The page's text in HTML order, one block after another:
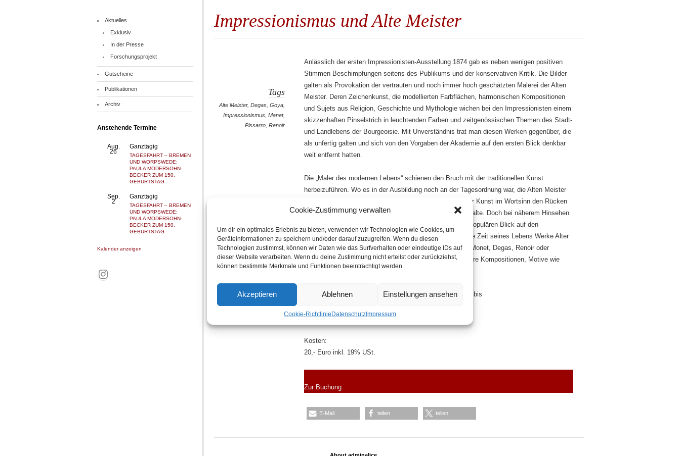
Cookie-Zustimmung verwalten
Um dir ein optimales Erlebnis zu bieten, verwenden wir Technologien wie Cookies, um
Geräteinformationen zu speichern und/oder darauf zuzugreifen. Wenn du diesen
Technologien zustimmst, können wir Daten wie das Surfverhalten oder eindeutige IDs auf
dieser Website verarbeiten. Wenn du deine Zustimmung nicht erteilst oder zurückziehst,
können bestimmte Merkmale und Funktionen beeinträchtigt werden.
Akzeptieren Ablehnen Einstellungen ansehen
Cookie-RichtlinieDatenschutzImpressum
Impressionismus und Alte Meister
Tags
Alte Meister,Degas ,Goya
Impressionismus ,Manet,
Pissarro ,Renoir
Anlässlich der ersten Impressionisten-Ausstellung 1874 gab es neben wenigen positiven
Stimmen Beschimpfungen seitens des Publikums und der konservativen Kritik. Die Bilder
galten als Provokation der vertrauten und noch immer hoch geschätzten Malerei der Alten
Meister. Deren Zeichenkunst, die modellierten Farbflächen, harmonischen Kompositionen
und Sujets aus Religion, Geschichte und Mythologie wichen bei den Impressionisten einem
skizzenhaften Pinselstrich in leuchtenden Farben und zeitgenössischen Themen des Stadt-
und Landlebens der Bourgeoisie. Mit Unverständnis trat man diesen Werken gegenüber, die
als unfertig galten und sich von den Vorgaben der Akademie auf den ersten Blick denkbar
weit entfernt hatten.
Die „Maler des modernen Lebens“ schienen den Bruch mit der traditionellen Kunst
herbeizuführen. Wo es in der Ausbildung noch an der Tagesordnung war, die Alten Meister
im Louvre zu kopieren, kehrte Monet dem Schatzhaus der Kunst im Wortsinn den Rücken
zu, wenn er vom Balkon des Museums das neue Paris malte. Doch bei näherem Hinsehen
entpuppt sich diese Sicht als zu kurz gegriffen und dem populären Blick auf den
Impressionismus geschuldet. Nicht nur Manet verarbeitete Zeit seines Lebens Werke Alter
Meister, insbesondere jene Goyas und Velazquez‘; auch Monet, Degas, Renoir oder
Pissarro studierten die Größen der Malerei und nahmen ihre Kompositionen, Motive wie
auch ihre Malweisen auf.
Termin:
17:00 — 18:30 Uhr
Kosten:
20,- Euro inkl. 19% USt.
Anmeldung bis
Zur Buchung
E-Mail teilen teilen
Aktuelles
Exklusiv
In der Presse
Forschungsprojekt
Gutscheine
Publikationen
Archiv
Anstehende Termine
Aug.
26
Ganztägig
TAGESFAHRT – BREMEN
UND WORPSWEDE:
PAULA MODERSOHN-
BECKER ZUM 150.
GEBURTSTAG
Sep.
2
Ganztägig
TAGESFAHRT – BREMEN
UND WORPSWEDE:
PAULA MODERSOHN-
BECKER ZUM 150.
GEBURTSTAG
Kalender anzeigen
Instagram